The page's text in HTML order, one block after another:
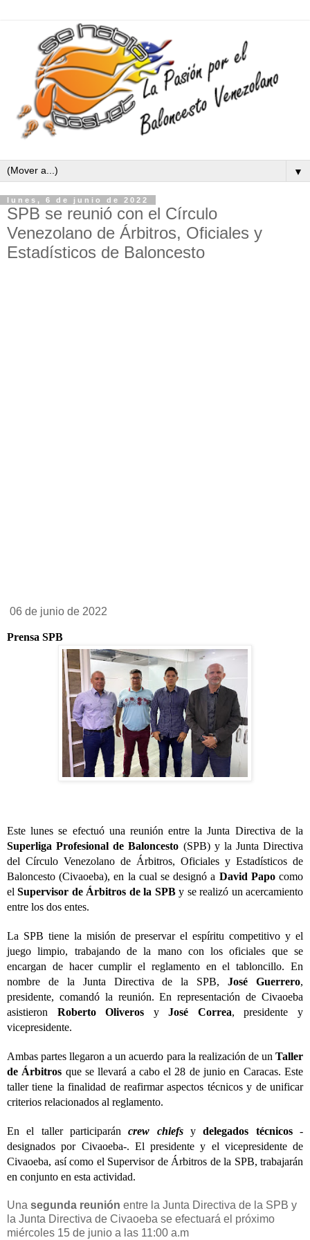
▼
lunes, 6 de junio de 2022
SPB se reunió con el Círculo
Venezolano de Árbitros, Oficiales y
Estadísticos de Baloncesto
06 de junio de 2022
Prensa SPB
Superliga Profesional de Baloncesto (SPB) y la Junta Directiva
del Círculo Venezolano de Árbitros, Oficiales y Estadísticos de
Baloncesto (Civaoeba), en la cual se designó a David Papo como
el Supervisor de Árbitros de la SPB y se realizó un acercamiento
entre los dos entes.
La SPB tiene la misión de preservar el espíritu competitivo y el
juego limpio, trabajando de la mano con los oficiales que se
encargan de hacer cumplir el reglamento en el tabloncillo. En
nombre de la Junta Directiva de la SPB, José Guerrero,
presidente, comandó la reunión. En representación de Civaoeba
asistieron Roberto Oliveros y José Correa, presidente y
vicepresidente.
Ambas partes llegaron a un acuerdo para la realización de un Taller
de Árbitros que se llevará a cabo el 28 de junio en Caracas. Este
taller tiene la finalidad de reafirmar aspectos técnicos y de unificar
criterios relacionados al reglamento.
En el taller participarán crew chiefs y delegados técnicos -
designados por Civaoeba-. El presidente y el vicepresidente de
Civaoeba, así como el Supervisor de Árbitros de la SPB, trabajarán
en conjunto en esta actividad.
Una segunda reunión entre la Junta Directiva de la SPB y
la Junta Directiva de Civaoeba se efectuará el próximo
miércoles 15 de junio a las 11:00 a.m